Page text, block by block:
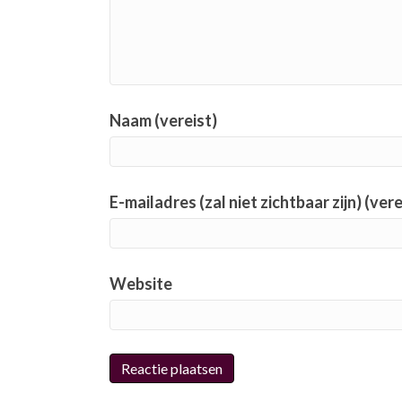
Naam (vereist)
E-mailadres (zal niet zichtbaar zijn)
Website